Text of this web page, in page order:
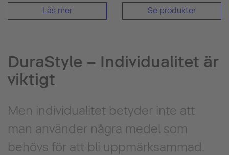
Läs mer Se produkter
DuraStyle – Individualitet är
viktigt
Men individualitet betyder inte att
man använder några medel som
behövs för att bli uppmärksammad.